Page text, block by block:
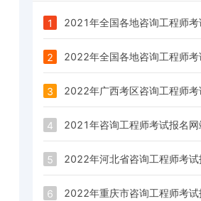
1
2
3
4
5
6